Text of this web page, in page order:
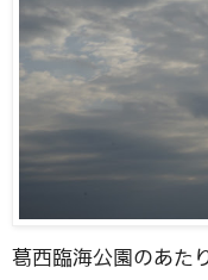
葛西臨海公園のあた